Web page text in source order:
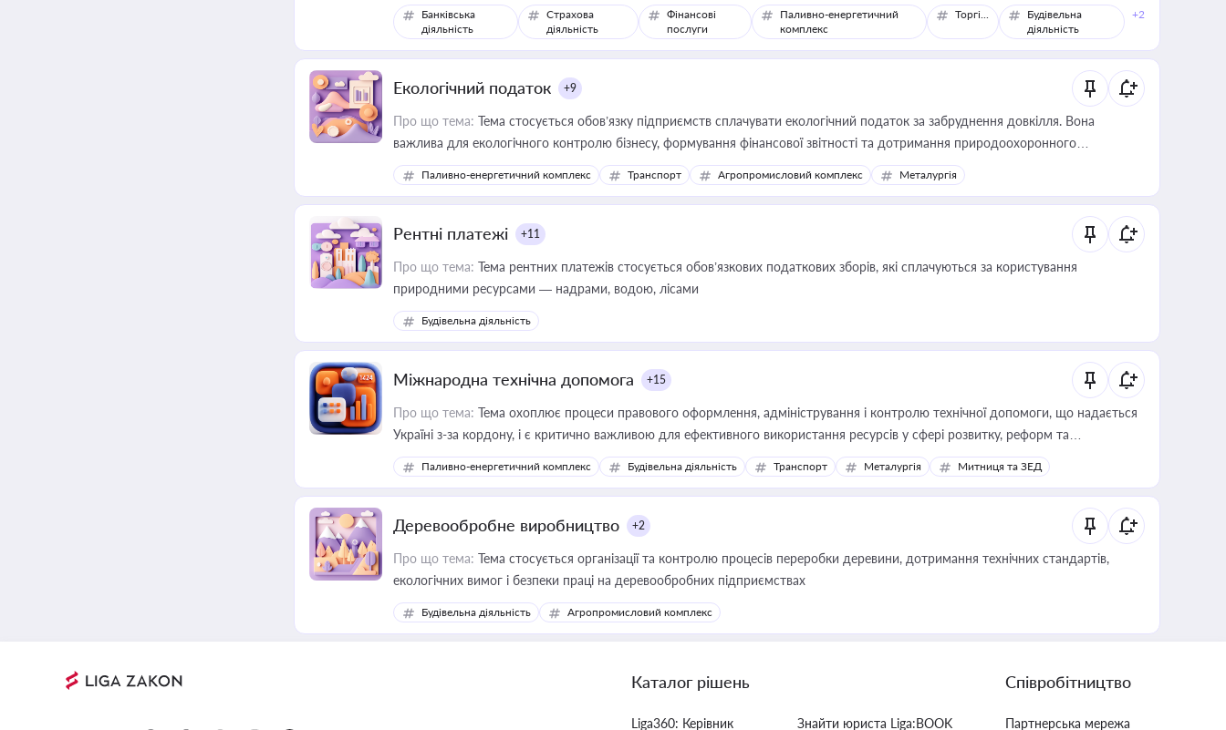
Банківська
діяльність
Страхова
діяльність
Фінансові
послуги
Паливно-енергетичний
комплекс
Торгівля
Будівельна
діяльність
+2
Екологічний податок +9
Про що тема: Тема стосується обов’язку підприємств сплачувати екологічний податок за забруднення довкілля. Вона
важлива для екологічного контролю бізнесу, формування фінансової звітності та дотримання природоохоронного
законодавства
Паливно-енергетичний комплекс Транспорт Агропромисловий комплекс Металургія
Рентні платежі +11
Про що тема: Тема рентних платежів стосується обов’язкових податкових зборів, які сплачуються за користування
природними ресурсами — надрами, водою, лісами
Будівельна діяльність
Міжнародна технічна допомога +15
Про що тема: Тема охоплює процеси правового оформлення, адміністрування і контролю технічної допомоги, що надається
Україні з-за кордону, і є критично важливою для ефективного використання ресурсів у сфері розвитку, реформ та
інфраструктурних проєктів
Паливно-енергетичний комплекс Будівельна діяльність Транспорт Металургія Митниця та ЗЕД
Деревообробне виробництво +2
Про що тема: Тема стосується організації та контролю процесів переробки деревини, дотримання технічних стандартів,
екологічних вимог і безпеки праці на деревообробних підприємствах
Будівельна діяльність Агропромисловий комплекс
Каталог рішень
Liga360: Керівник Знайти юриста Liga:BOOK
Співробітництво
Партнерська мережа